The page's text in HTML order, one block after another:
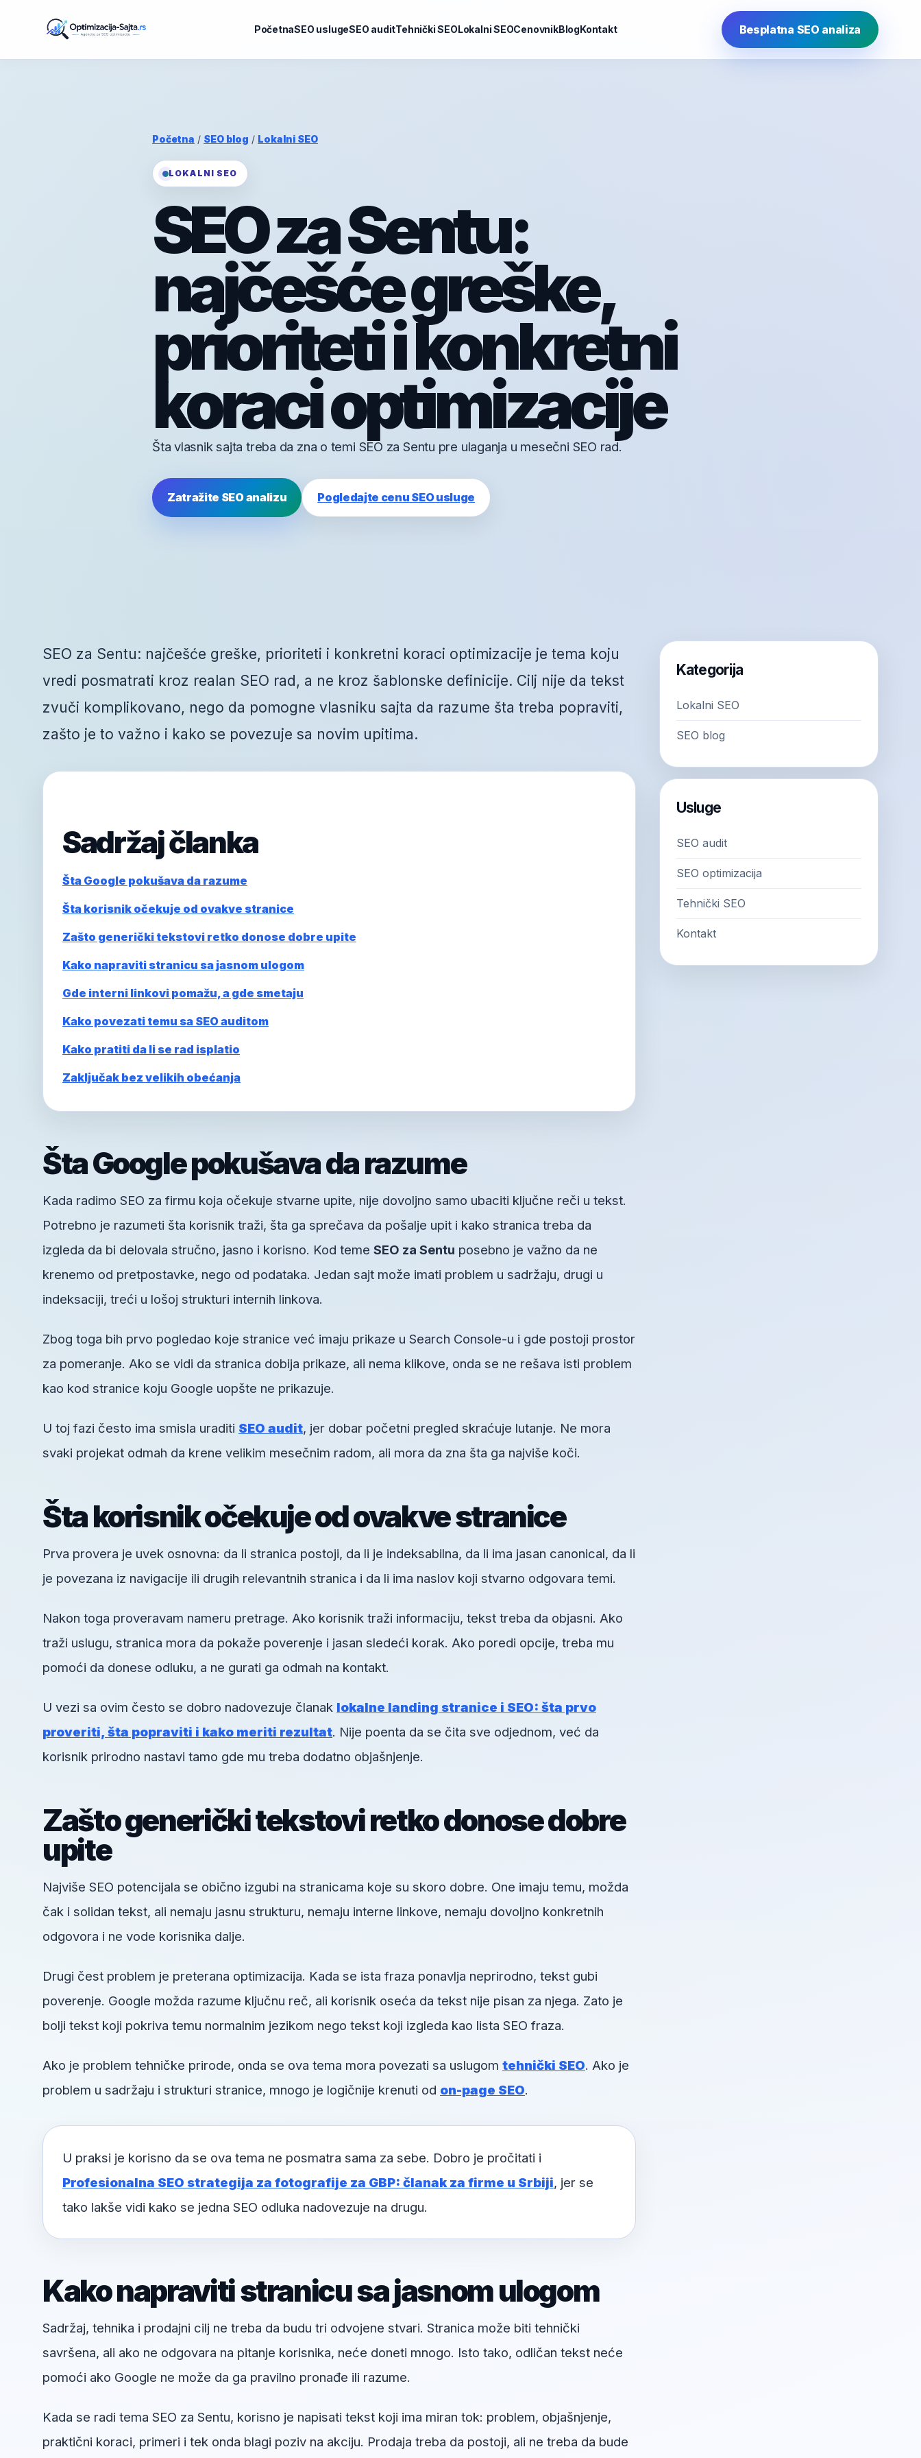
PočetnaSEO uslugeSEO auditTehnički SEOLokalni SEOCenovnikBlogKontakt Besplatna SEO analiza
Početna / SEO blog / Lokalni SEO
LOKALNI SEO
SEO za Sentu:
najčešće greške,
prioriteti i konkretni
koraci optimizacije
Šta vlasnik sajta treba da zna o temi SEO za Sentu pre ulaganja u mesečni SEO rad.
Zatražite SEO analizu Pogledajte cenu SEO usluge
SEO za Sentu: najčešće greške, prioriteti i konkretni koraci optimizacije je tema koju
vredi posmatrati kroz realan SEO rad, a ne kroz šablonske definicije. Cilj nije da tekst
zvuči komplikovano, nego da pomogne vlasniku sajta da razume šta treba popraviti,
zašto je to važno i kako se povezuje sa novim upitima.
Sadržaj članka
Šta Google pokušava da razume
Šta korisnik očekuje od ovakve stranice
Zašto generički tekstovi retko donose dobre upite
Kako napraviti stranicu sa jasnom ulogom
Gde interni linkovi pomažu, a gde smetaju
Kako povezati temu sa SEO auditom
Kako pratiti da li se rad isplatio
Zaključak bez velikih obećanja
Šta Google pokušava da razume
Kada radimo SEO za firmu koja očekuje stvarne upite, nije dovoljno samo ubaciti ključne reči u tekst.
Potrebno je razumeti šta korisnik traži, šta ga sprečava da pošalje upit i kako stranica treba da
izgleda da bi delovala stručno, jasno i korisno. Kod teme SEO za Sentu posebno je važno da ne
krenemo od pretpostavke, nego od podataka. Jedan sajt može imati problem u sadržaju, drugi u
indeksaciji, treći u lošoj strukturi internih linkova.
Zbog toga bih prvo pogledao koje stranice već imaju prikaze u Search Console-u i gde postoji prostor
za pomeranje. Ako se vidi da stranica dobija prikaze, ali nema klikove, onda se ne rešava isti problem
kao kod stranice koju Google uopšte ne prikazuje.
U toj fazi često ima smisla uraditi SEO audit, jer dobar početni pregled skraćuje lutanje. Ne mora
svaki projekat odmah da krene velikim mesečnim radom, ali mora da zna šta ga najviše koči.
Šta korisnik očekuje od ovakve stranice
Prva provera je uvek osnovna: da li stranica postoji, da li je indeksabilna, da li ima jasan canonical, da li
je povezana iz navigacije ili drugih relevantnih stranica i da li ima naslov koji stvarno odgovara temi.
Nakon toga proveravam nameru pretrage. Ako korisnik traži informaciju, tekst treba da objasni. Ako
traži uslugu, stranica mora da pokaže poverenje i jasan sledeći korak. Ako poredi opcije, treba mu
pomoći da donese odluku, a ne gurati ga odmah na kontakt.
U vezi sa ovim često se dobro nadovezuje članak lokalne landing stranice i SEO: šta prvo
proveriti, šta popraviti i kako meriti rezultat. Nije poenta da se čita sve odjednom, već da
korisnik prirodno nastavi tamo gde mu treba dodatno objašnjenje.
Zašto generički tekstovi retko donose dobre
upite
Najviše SEO potencijala se obično izgubi na stranicama koje su skoro dobre. One imaju temu, možda
čak i solidan tekst, ali nemaju jasnu strukturu, nemaju interne linkove, nemaju dovoljno konkretnih
odgovora i ne vode korisnika dalje.
Drugi čest problem je preterana optimizacija. Kada se ista fraza ponavlja neprirodno, tekst gubi
poverenje. Google možda razume ključnu reč, ali korisnik oseća da tekst nije pisan za njega. Zato je
bolji tekst koji pokriva temu normalnim jezikom nego tekst koji izgleda kao lista SEO fraza.
Ako je problem tehničke prirode, onda se ova tema mora povezati sa uslugom tehnički SEO. Ako je
problem u sadržaju i strukturi stranice, mnogo je logičnije krenuti od on-page SEO.
U praksi je korisno da se ova tema ne posmatra sama za sebe. Dobro je pročitati i
Profesionalna SEO strategija za fotografije za GBP: članak za firme u Srbiji, jer se
tako lakše vidi kako se jedna SEO odluka nadovezuje na drugu.
Kako napraviti stranicu sa jasnom ulogom
Sadržaj, tehnika i prodajni cilj ne treba da budu tri odvojene stvari. Stranica može biti tehnički
savršena, ali ako ne odgovara na pitanje korisnika, neće doneti mnogo. Isto tako, odličan tekst neće
pomoći ako Google ne može da ga pravilno pronađe ili razume.
Kada se radi tema SEO za Sentu, korisno je napisati tekst koji ima miran tok: problem, objašnjenje,
praktični koraci, primeri i tek onda blagi poziv na akciju. Prodaja treba da postoji, ali ne treba da bude
Kategorija
Lokalni SEO
SEO blog
Usluge
SEO audit
SEO optimizacija
Tehnički SEO
Kontakt